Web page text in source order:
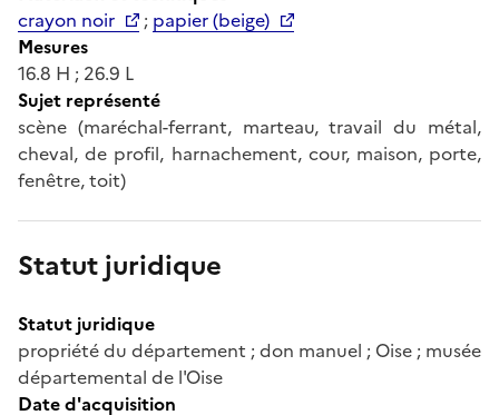
crayon noir
; papier (beige)
Mesures
16.8 H ; 26.9 L
Sujet représenté
scène (maréchal-ferrant, marteau, travail du métal,
cheval, de profil, harnachement, cour, maison, porte,
fenêtre, toit)
Statut juridique
Statut juridique
propriété du département ; don manuel ; Oise ; musée
départemental de l'Oise
Date d'acquisition